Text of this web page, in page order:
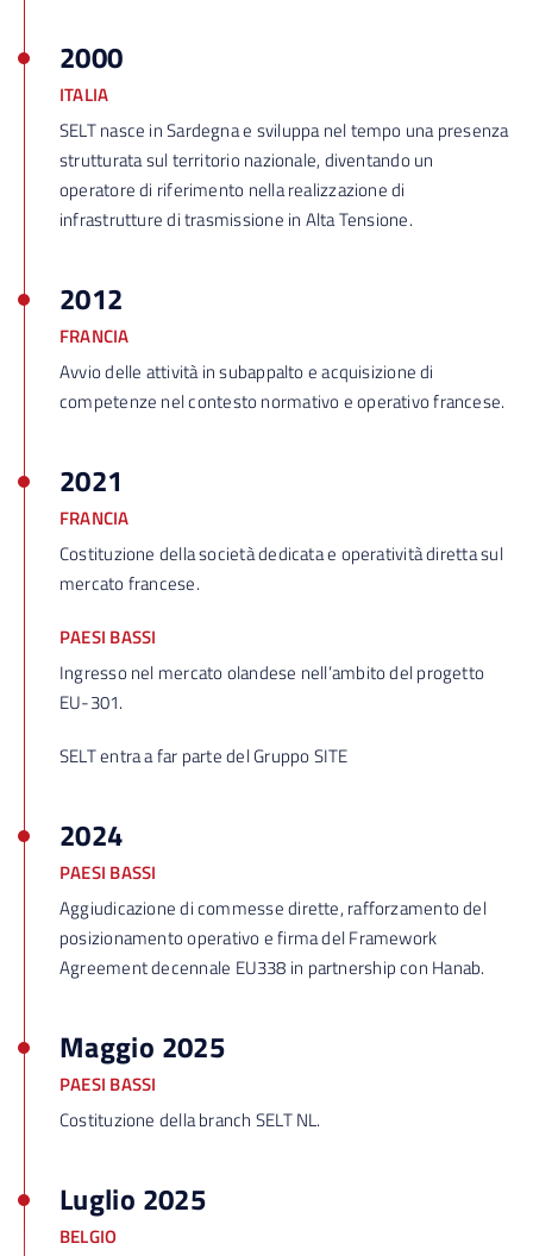
2000
ITALIA
SELT nasce in Sardegna e sviluppa nel tempo una presenza
strutturata sul territorio nazionale, diventando un
operatore di riferimento nella realizzazione di
infrastrutture di trasmissione in Alta Tensione.
2012
FRANCIA
Avvio delle attività in subappalto e acquisizione di
competenze nel contesto normativo e operativo francese.
2021
FRANCIA
Costituzione della società dedicata e operatività diretta sul
mercato francese.
PAESI BASSI
Ingresso nel mercato olandese nell’ambito del progetto
EU-301.
SELT entra a far partedel Gruppo SITE
2024
PAESI BASSI
Aggiudicazione di commesse dirette, rafforzamento del
posizionamento operativo e firma del Framework
Agreement decennale EU338 in partnership con Hanab.
Maggio 2025
PAESI BASSI
Costituzione della branch SELT NL.
Luglio 2025
BELGIO